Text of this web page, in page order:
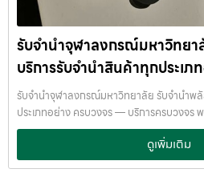
เอกสารสัญญาอย่างดี อย่าเสียบแบตเตอรี่น
กำหนด ติดต่อเราได้ทันทีหากมีปัญหา ลิงก์ที่เ
นัล21อโศก รับจำนำเทอร์มินัล21อโศก
พร้อมให้คำปรึกษาอย่างมืออาชีพ คุณได้รับเงิ
บริการของเราออกแบบมาเพื่อตอบโจทย์ลูกค้
ต้องขายสินทรัพย์ เราเข้าใจความรู้สึกของลูก
พยายามให้บริการด้วยความอ่อนโยน สุจริต แล
ของ รับจำนำพลัส เพื่อให้ครอบคลุมกลุ่มลูกค้าใ
จุดบริการในหลายพื้นที่สำคัญดังนี้: เขต ลาดพ
เขต รัชดา เขต บางแค เขต รามอินทรา เขต
ลาดพร้าวโชคชัย4 ลาดปลาเค้า รัชดาซอย ห
บางนา เมกาบางนา บางแค เดอะมอลล์บางแ
โชว์รูมแจ้งวัฒนะ — เราพร้อมให้บริการถึงที่
รับจำนำจุฬาลงกรณ์มหาวิทยา
บริการรับจำนำสินค้าทุกประเภ
รับจำนำจุฬาลงกรณ์มหาวิทยาลัย รับจำนำพ
ประเภทอย่าง ครบวงจร — บริการครบวงจร
รับจำนำสินค้าไอทีทุกชนิด พร้อมให้บริการใน
รัชดา บางแค รามอินทรา บางนา ด้วยมาตรฐา
สูง รับจำนำจุฬาลงกรณ์มหาวิทยาลัย — รับจ
ดูเพิ่มเติม